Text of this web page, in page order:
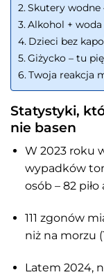
Skutery
Alkohol +
Dzieci bez
Giżycko – tu
Twoja reakcja
Statystyki,
nie basen
W 2023 roku
wypadków
osób – 82
111 zgonów
niż na morzu
Latem 2024,